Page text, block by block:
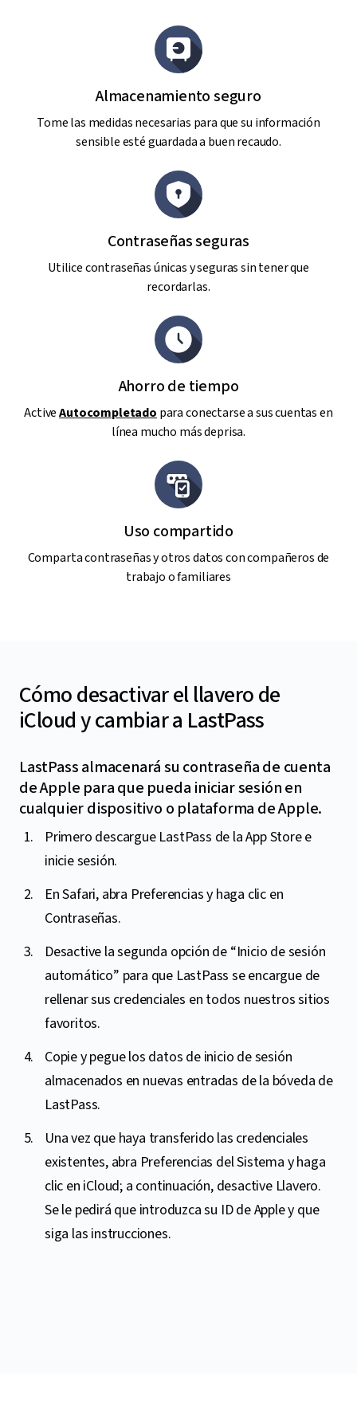
Almacenamiento seguro
Tome las medidas necesarias para que su información
sensible esté guardada a buen recaudo.
Contraseñas seguras
Utilice contraseñas únicas y seguras sin tener que
recordarlas.
Ahorro de tiempo
ActiveAutocompletado para conectarse a sus cuentas en
línea mucho más deprisa.
Uso compartido
Comparta contraseñas y otros datos con compañeros de
trabajo o familiares
Cómo desactivar el llavero de
iCloud y cambiar a LastPass
LastPass almacenará su contraseña de cuenta
de Apple para que pueda iniciar sesión en
cualquier dispositivo o plataforma de Apple.
Primero descargue LastPass de la App Store e
inicie sesión.
En Safari, abra Preferencias y haga clic en
Contraseñas.
Desactive la segunda opción de “Inicio de sesión
automático” para que LastPass se encargue de
rellenar sus credenciales en todos nuestros sitios
favoritos.
Copie y pegue los datos de inicio de sesión
almacenados en nuevas entradas de la bóveda de
LastPass.
Una vez que haya transferido las credenciales
existentes, abra Preferencias del Sistema y haga
clic en iCloud; a continuación, desactive Llavero.
Se le pedirá que introduzca su ID de Apple y que
siga las instrucciones.